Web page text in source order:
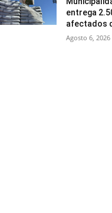
entrega
afectados
Agosto 6, 2026